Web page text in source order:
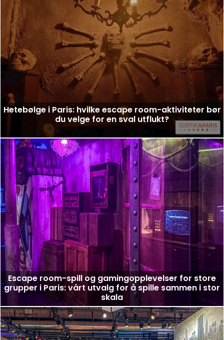
Hetebølge i Paris: hvilke escape room-aktiviteter bør
du velge for en sval utflukt?
Escape room-spill og gamingopplevelser for store
grupper i Paris: vårt utvalg for å spille sammen i stor
skala